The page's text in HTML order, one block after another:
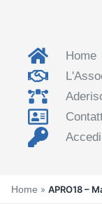
Home
Accedi
Home » APRO18 –